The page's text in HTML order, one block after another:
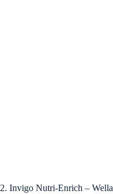
2. Invigo Nutri-Enrich – Wella